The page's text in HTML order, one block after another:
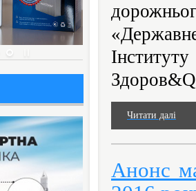
Читати далі
Анонс